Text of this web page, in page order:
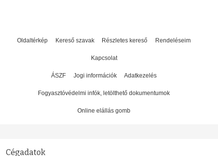
Oldaltérkép Kereső szavak Részletes kereső Rendeléseim
Kapcsolat
ÁSZF Jogi információk Adatkezelés
Fogyasztóvédelmi infók, letölthető dokumentumok
Online elállás gomb
Cégadatok